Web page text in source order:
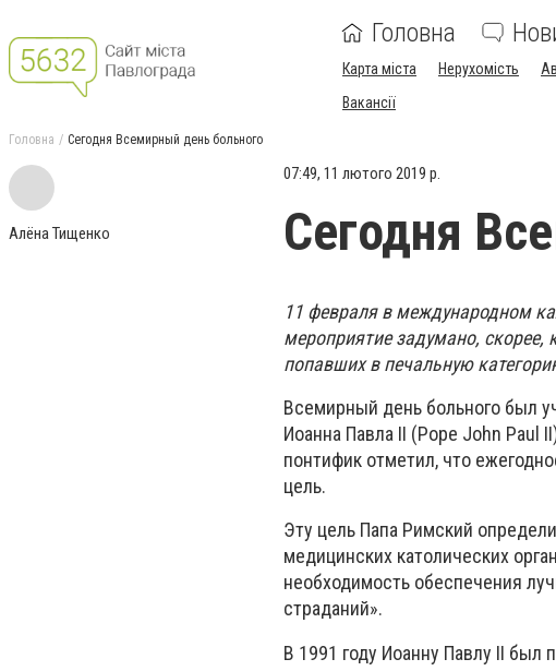
Головна
Карта міста Нерухомість
Вакансії
Головна Сегодня Всемирный день больного
Алёна Тищенко
07:49, 11 лютого 2019 р.
Сегодня
11 февраля в международном
мероприятие задумано,
попавших в печальную
Всемирный день больного был
Иоанна Павла II (Pope John Paul
понтифик отметил, что
цель.
Эту цель Папа Римский
медицинских католических
необходимость обеспечения
страданий».
В 1991 году Иоанну Павлу II был